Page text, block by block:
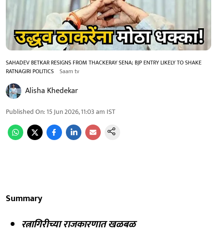
SAHADEV BETKAR RESIGNS FROM THACKERAY SENA; BJP ENTRY LIKELY TO SHAKE
RATNAGIRI POLITICS Saam tv
Alisha Khedekar
Published On:15 Jun 2026, 11:03 am IST
Summary
रत्नागिरीच्या राजकारणात खळबळ